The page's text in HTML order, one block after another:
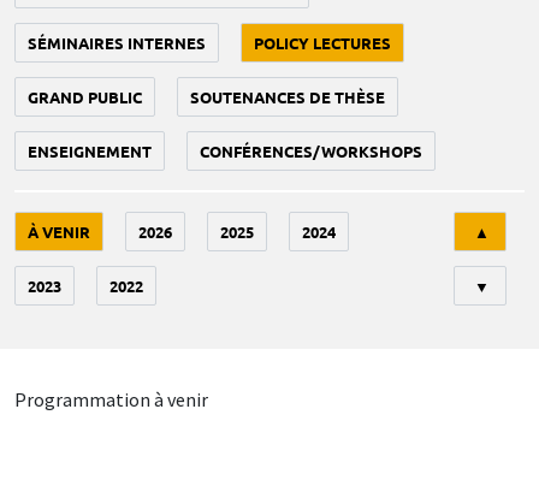
SÉMINAIRES INTERNES POLICY LECTURES
GRAND PUBLIC SOUTENANCES DE THÈSE
ENSEIGNEMENT CONFÉRENCES/WORKSHOPS
À VENIR 2026 2025 2024
2023 2022
▲
▼
Programmation à venir